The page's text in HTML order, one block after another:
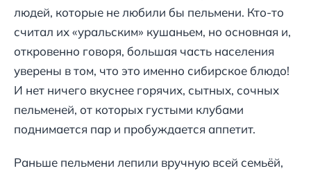
людей, которые не любили бы пельмени. Кто-то
считал их «уральским» кушаньем, но основная и,
откровенно говоря, большая часть населения
уверены в том, что это именно сибирское блюдо!
И нет ничего вкуснее горячих, сытных, сочных
пельменей, от которых густыми клубами
поднимается пар и пробуждается аппетит.
Раньше пельмени лепили вручную всей семьёй,